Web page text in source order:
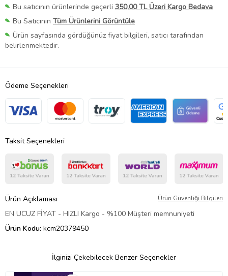
Bu satıcının ürünlerinde geçerli 350,00 TL Üzeri Kargo Bedava
Bu Satıcının Tüm Ürünlerini Görüntüle
Ürün sayfasında gördüğünüz fiyat bilgileri, satıcı tarafından
belirlenmektedir.
Ödeme Seçenekleri
Taksit Seçenekleri
Ürün Açıklaması Ürün Güvenliği Bilgileri
EN UCUZ FİYAT - HIZLI Kargo - %100 Müşteri memnuniyeti
Ürün Kodu: kcm20379450
İlginizi Çekebilecek Benzer Seçenekler